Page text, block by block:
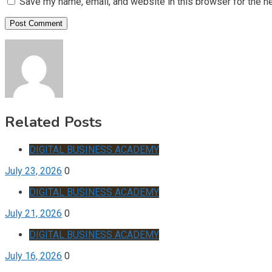
Related Posts
DIGITAL BUSINESS ACADEMY
July 23, 2026 0
DIGITAL BUSINESS ACADEMY
July 21, 2026 0
DIGITAL BUSINESS ACADEMY
July 16, 2026 0